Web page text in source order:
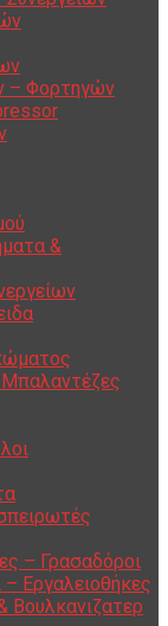
– Φορτηγών
&
– Γρασαδόροι
Εργαλειοθήκες
Βουλκανιζατερ